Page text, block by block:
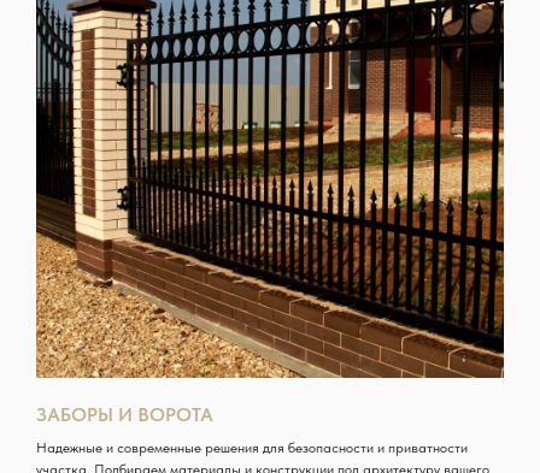
ЗАБОРЫ И ВОРОТА
Надежные и современные решения для безопасности и приватности